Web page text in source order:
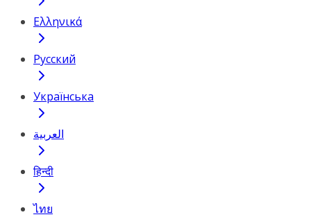
Ελληνικά
Русский
Українська
العربية
हिन्दी
ไทย